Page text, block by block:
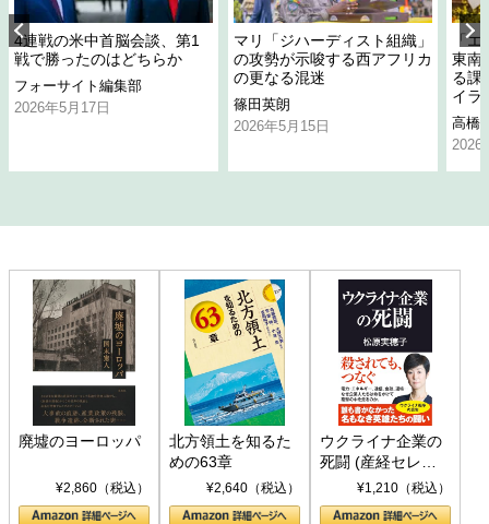
4連戦の米中首脳会談、第1
戦で勝ったのはどちらか
フォーサイト編集部
2026年5月17日
マリ「ジハーディスト組織」
の攻勢が示唆する西アフリカ
の更なる混迷
篠田英朗
2026年5月15日
「
東南
る課
イラ
高橋
2026
廃墟のヨーロッパ
¥2,860（税込）
北方領土を知るた
めの63章
¥2,640（税込）
ウクライナ企業の
死闘 (産経セレク
ト S 039)¥1,210（税込）